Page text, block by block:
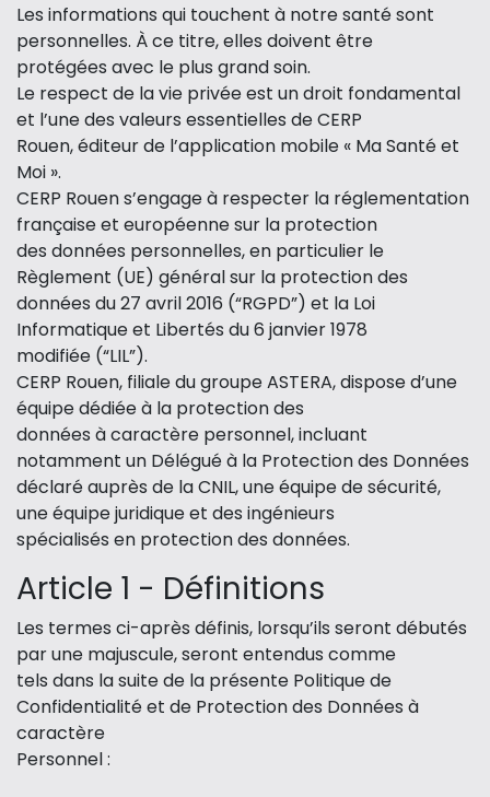
Les informations qui touchent à notre santé sont
personnelles. À ce titre, elles doivent être
protégées avec le plus grand soin.
Le respect de la vie privée est un droit fondamental
et l’une des valeurs essentielles de CERP
Rouen, éditeur de l’application mobile « Ma Santé et
Moi ».
CERP Rouen s’engage à respecter la réglementation
française et européenne sur la protection
des données personnelles, en particulier le
Règlement (UE) général sur la protection des
données du 27 avril 2016 (“RGPD”) et la Loi
Informatique et Libertés du 6 janvier 1978
modifiée (“LIL”).
CERP Rouen, filiale du groupe ASTERA, dispose d’une
équipe dédiée à la protection des
données à caractère personnel, incluant
notamment un Délégué à la Protection des Données
déclaré auprès de la CNIL, une équipe de sécurité,
une équipe juridique et des ingénieurs
spécialisés en protection des données.
Article 1 - Définitions
Les termes ci-après définis, lorsqu’ils seront débutés
par une majuscule, seront entendus comme
tels dans la suite de la présente Politique de
Confidentialité et de Protection des Données à
caractère
Personnel :